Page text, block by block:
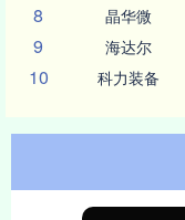
8 晶华微
9 海达尔
10 科力装备